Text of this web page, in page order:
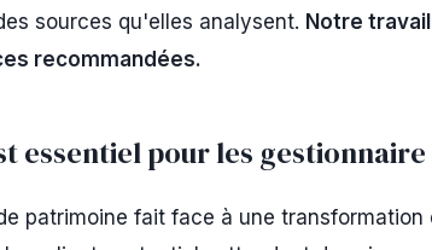
sources qu'elles analysent. Notre
recommandées.
essentiel pour les
patrimoine fait face à une transformation